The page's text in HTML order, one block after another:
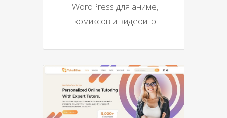
WordPress для аниме,
комиксов и видеоигр